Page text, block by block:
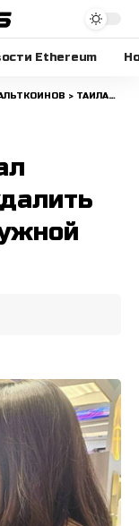
Ethereum
> ТАИЛАНД ПОТРЕБОВАЛ ОТ ПРОЕКТА WORLD УДАЛИТЬ 1,2 МЛН СКАНОВ РАДУЖНОЙ ОБОЛОЧКИ ГЛАЗ